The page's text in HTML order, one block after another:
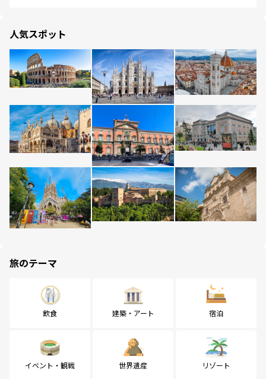
人気スポット
旅のテーマ
飲食 建築・アート 宿泊
イベント・観戦 世界遺産 リゾート